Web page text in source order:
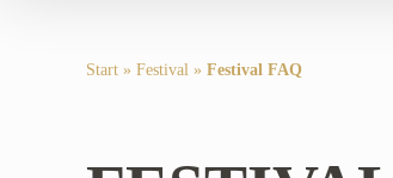
Start» Festival» Festival FAQ